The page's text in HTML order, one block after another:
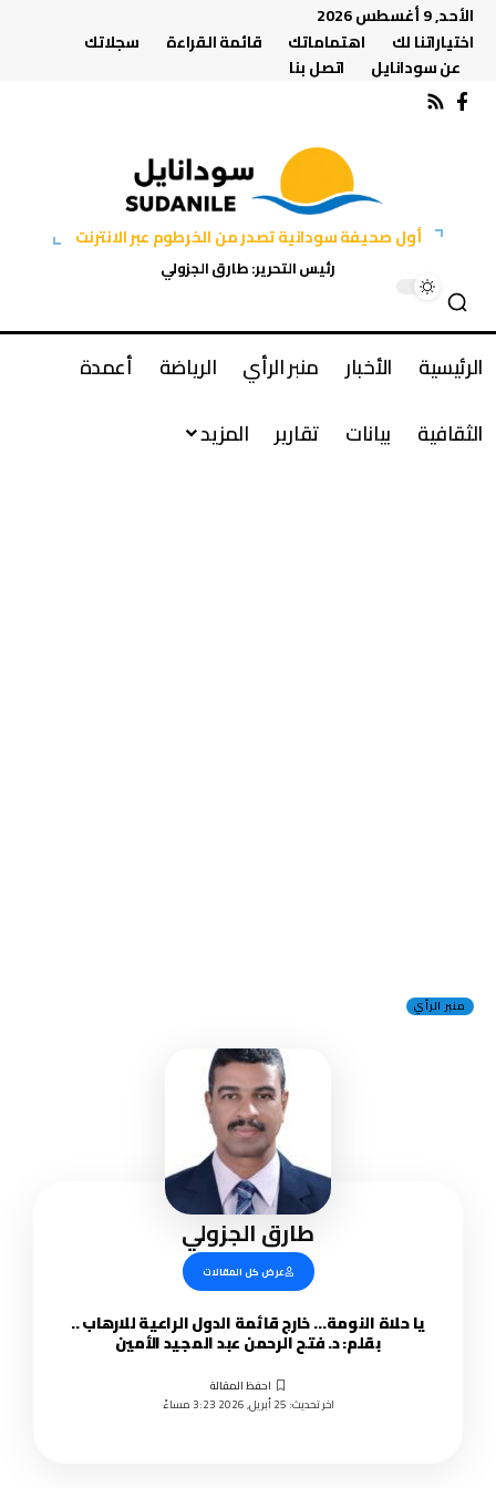
الأحد, 9 أغسطس 2026
اختياراتنا لك
اهتماماتك قائمة القراءة
سجلاتك
عن سودانايل
اتصل بنا
أول صحيفة سودانية تصدر من الخرطوم عبر الانترنت
رئيس التحرير: طارق الجزولي
الرئيسية الأخبار منبر الرأي الرياضة
أعمدة
الثقافية
بيانات تقارير المزيد
منبر الرأي
طارق الجزولي
عرض كل المقالات
يا حلاة النومة… خارج قائمة الدول الراعية للارهاب ..
بقلم: د. فتح الرحمن عبد المجيد الأمين
اخر تحديث: 25 أبريل, 2026 3:23 مساءً